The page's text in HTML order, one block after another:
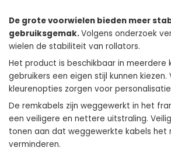
De grote voorwielen bieden meer
gebruiksgemak.Volgens onderzoek
wielen de stabiliteit van rollators.
Het product is beschikbaar in meerdere
gebruikers een eigen stijl kunnen kiezen.
kleurenopties zorgen voor
De remkabels zijn weggewerkt in het
een veiligere en nettere uitstraling.
tonen aan dat weggewerkte kabels het
verminderen.